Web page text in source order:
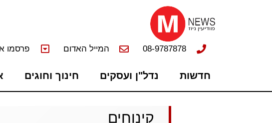
08-9787878 המייל האדום פרסמו
חדשות נדל"ן ועסקים חינוך וחוגים
קינוחים